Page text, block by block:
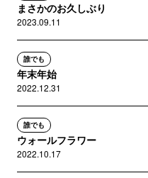
まさかのお久しぶり
2023.09.11
誰でも
年末年始
2022.12.31
誰でも
ウォールフラワー
2022.10.17